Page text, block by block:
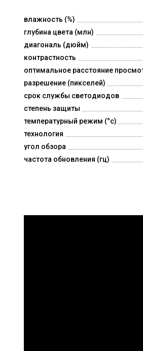
влажность (%)
глубина цвета (млн)
диагональ (дюйм)
контрастность
оптимальное расстояние
разрешение (пикселей)
срок службы светодиодов
степень защиты
температурный режим (°c)
технология
угол обзора
частота обновления (гц)